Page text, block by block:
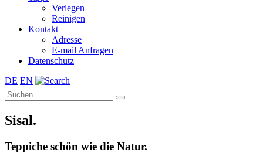
Verlegen
Reinigen
Kontakt
Adresse
E-mail Anfragen
Datenschutz
DE EN
Sisal.
Teppiche schön wie die Natur.